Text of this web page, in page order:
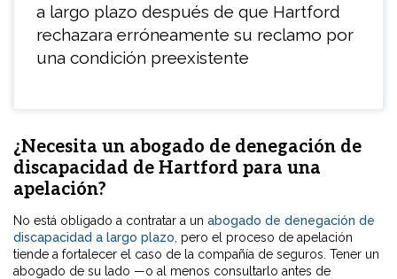
a largo plazo después de que Hartford
rechazara erróneamente su reclamo por
una condición preexistente
¿Necesita un abogado de denegación de
discapacidad de Hartford para una
apelación?
No está obligado a contratar a un abogado de denegación de
discapacidad a largo plazo , pero el proceso de apelación
tiende a fortalecer el caso de la compañía de seguros. Tener un
abogado de su lado —o al menos consultarlo antes de